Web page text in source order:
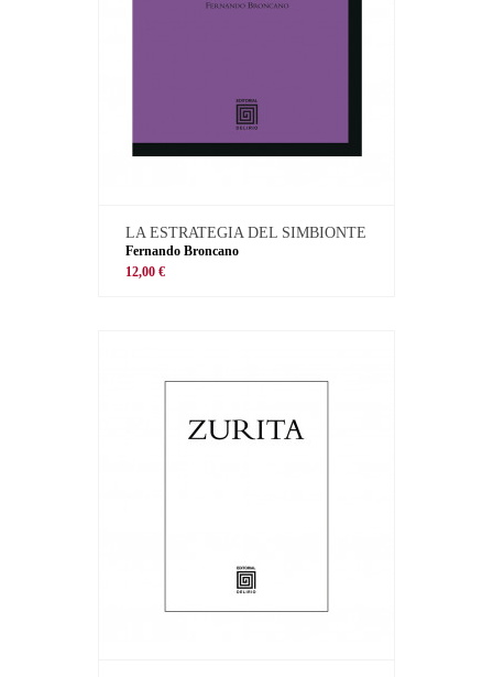
LA ESTRATEGIA DEL SIMBIONTE
Fernando Broncano
12,00 €